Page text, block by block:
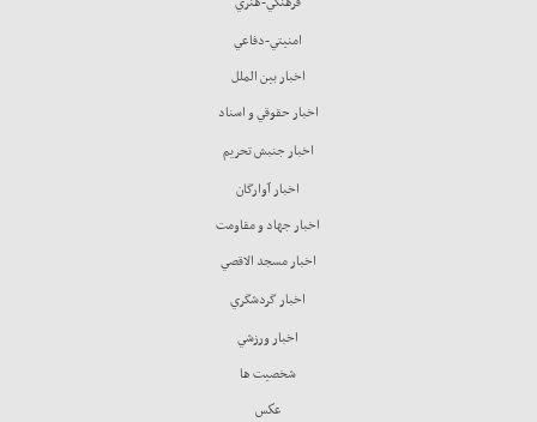
امنيتي-دفاعي
اخبار بين الملل
اخبار حقوقي و اسناد
اخبار جنبش تحريم
اخبار آوارگان
اخبار جهاد و مقاومت
اخبار مسجد الاقصي
اخبار گردشگري
اخبار ورزشي
شخصيت ها
عكس